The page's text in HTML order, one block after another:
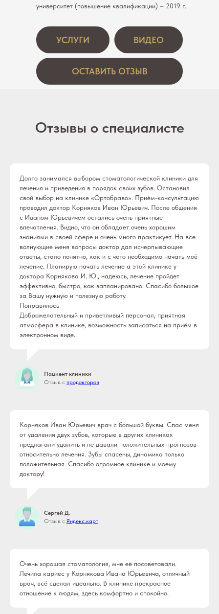
университет (повышение квалификации) – 2019 г.
УСЛУГИ
ОСТАВИТЬ ОТЗЫВ
ВИДЕО
Отзывы о специалисте
Долго занимался выбором стоматологической клиники для
лечения и приведения в порядок своих зубов. Остановил
свой выбор на клинике «Ортобраво». Приём-консультацию
проводил доктор Корняков Иван Юрьевич. После общения
с Иваном Юрьевичем остались очень приятные
впечатления. Видно, что он обладает очень хорошим
знаниями в своей сфере и очень много практикует. На все
волнующие меня вопросы доктор дал исчерпывающие
ответы, стало понятно, как и с чего необходимо начать моё
лечение. Планирую начать лечение а этой клинике у
доктора Корнякова И. Ю., надеюсь, лечение пройдет
эффективно, быстро, как запланировано. Спасибо большое
за Вашу нужную и полезную работу.
Понравилось
Доброжелательный и приветливый персонал, приятная
атмосфера в клинике, возможность записаться на приём в
электронном виде.
Пациент клиники
Отзыв с продокторов
Корняков Иван Юрьевич врач с большой буквы. Спас меня
от удаления двух зубов, которые в других клиниках
предлагали удалить и не давали положительных прогнозов
относительно лечения. Зубы спасены, динамика только
положительная. Спасибо огромное клинике и моему
доктору!
Сергей Д.
Отзыв с Яндекс.карт
Очень хорошая стоматология, мне её посоветовали.
Лечила кариес у Корнякова Ивана Юрьевича, отличный
врач, всё сделал идеально. В клинике прекрасное
отношение к людям, здесь комфортно и спокойно.